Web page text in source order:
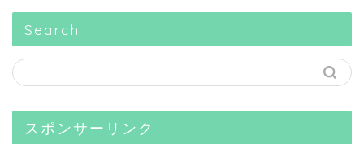
Search
スポンサーリンク